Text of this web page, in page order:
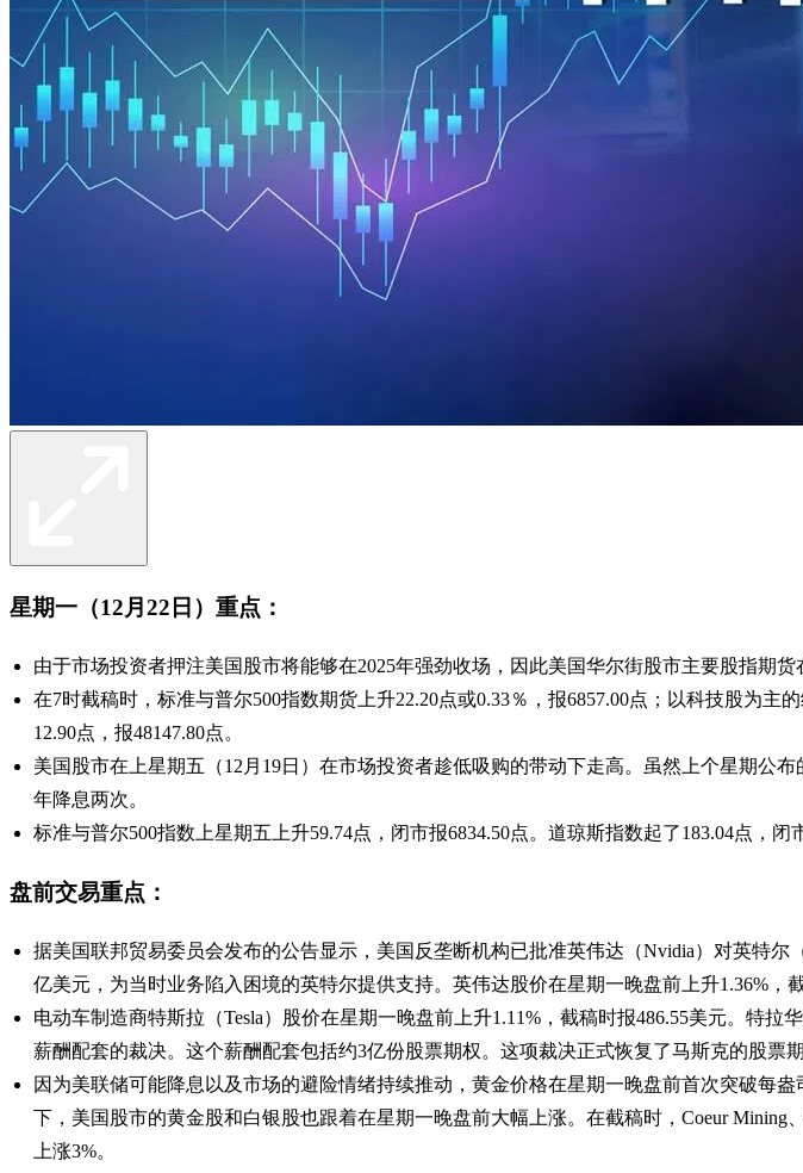
星期一（12月22日）重点：
由于市场投资者押注美国股市将能够在2025年强劲收场，因此美国华尔街股市主要股指期
在7时截稿时，标准与普尔500指数期货上升22.20点或0.33％，报6857.00点；以科技股为主
12.90点，报48147.80点。
美国股市在上星期五（12月19日）在市场投资者趁低吸购的带动下走高。虽然上个星期公
年降息两次。
标准与普尔500指数上星期五上升59.74点，闭市报6834.50点。道琼斯指数起了183.04点，闭
盘前交易重点：
据美国联邦贸易委员会发布的公告显示，美国反垄断机构已批准英伟达（Nvidia）对英特
亿美元，为当时业务陷入困境的英特尔提供支持。英伟达股价在星期一晚盘前上升1.36%，
电动车制造商特斯拉（Tesla）股价在星期一晚盘前上升1.11%，截稿时报486.55美元。特
薪酬配套的裁决。这个薪酬配套包括约3亿份股票期权。这项裁决正式恢复了马斯克的股票
因为美联储可能降息以及市场的避险情绪持续推动​​，黄金价格在星期一晚盘前首次突破每
下，美国股市的黄金股和白银股也跟着在星期一晚盘前大幅上涨。在截稿时，Coeur Mining
上涨3%。